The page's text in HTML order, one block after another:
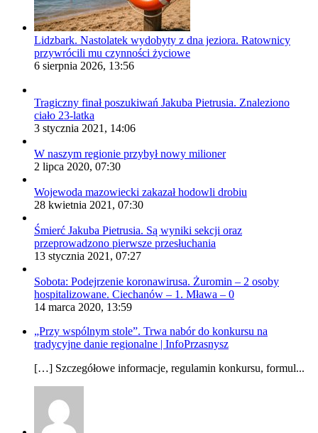
Lidzbark. Nastolatek wydobyty z dna jeziora. Ratownicy
przywrócili mu czynności życiowe
6 sierpnia 2026, 13:56
Tragiczny finał poszukiwań Jakuba Pietrusia. Znaleziono
ciało 23-latka
3 stycznia 2021, 14:06
W naszym regionie przybył nowy milioner
2 lipca 2020, 07:30
Wojewoda mazowiecki zakazał hodowli drobiu
28 kwietnia 2021, 07:30
Śmierć Jakuba Pietrusia. Są wyniki sekcji oraz
przeprowadzono pierwsze przesłuchania
13 stycznia 2021, 07:27
Sobota: Podejrzenie koronawirusa. Żuromin – 2 osoby
hospitalizowane. Ciechanów – 1. Mława – 0
14 marca 2020, 13:59
„Przy wspólnym stole”. Trwa nabór do konkursu na
tradycyjne danie regionalne | InfoPrzasnysz
[…] Szczegółowe informacje, regulamin konkursu, formul...